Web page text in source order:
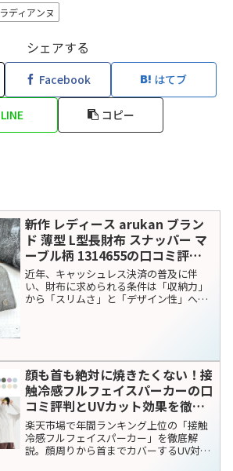
ラディアンヌ
シェアする
Facebook はてブ
LINE コピー
新作 レディース arukan ブラン
ド 薄型 L型長財布 スナッパー マ
ーブル柄 1314655の口コミ評
判！最安値やどこで買えるか徹底
調査
近年、キャッシュレス決済の普及に伴
い、財布に求められる条件は「収納力」
から「スリムさ」と「デザイン性」へと
顔も首も絶対に焼きたくない！接
触冷感フルフェイスパーカーの口
コミ評判とUVカット効果を徹底
レビュー
楽天市場で年間ランキング上位の「接触
冷感フルフェイスパーカー」を徹底解
説。顔周りから首までカバーするUV対策